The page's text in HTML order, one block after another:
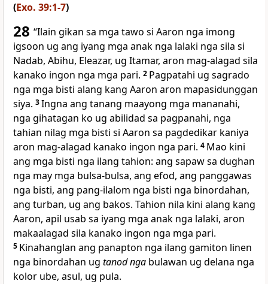
(Exo. 39:1-7)
28 “Ilain gikan sa mga tawo si Aaron nga imong
igsoon ug ang iyang mga anak nga lalaki nga sila si
Nadab, Abihu, Eleazar, ug Itamar, aron mag-alagad sila
kanako ingon nga mga pari. 2 Pagpatahi ug sagrado
nga mga bisti alang kang Aaron aron mapasidunggan
siya. 3Ingna ang tanang maayong mga mananahi,
nga gihatagan ko ug abilidad sa pagpanahi, nga
tahian nilag mga bisti si Aaron sa pagdedikar kaniya
aron mag-alagad kanako ingon nga pari. 4 Mao kini
ang mga bisti nga ilang tahion: ang sapaw sa dughan
nga may mga bulsa-bulsa, ang efod, ang panggawas
nga bisti, ang pang-ilalom nga bisti nga binordahan,
ang turban, ug ang bakos. Tahion nila kini alang kang
Aaron, apil usab sa iyang mga anak nga lalaki, aron
makaalagad sila kanako ingon nga mga pari.
5 Kinahanglan ang panapton nga ilang gamiton linen
nga binordahan ug tanod nga bulawan ug delana nga
kolor ube, asul, ug pula.